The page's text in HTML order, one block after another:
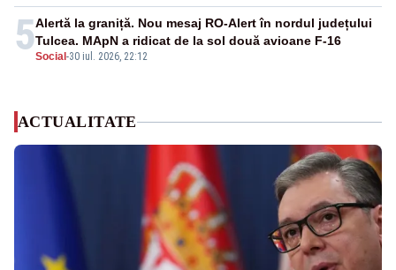
5Social -30 iul. 2026, 22:12
Alertă la graniță. Nou mesaj RO-Alert în nordul județului
Tulcea. MApN a ridicat de la sol două avioane F-16
ACTUALITATE